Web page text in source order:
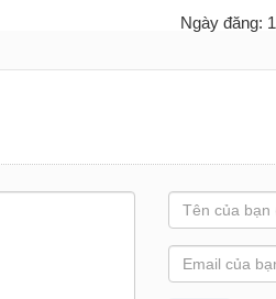
Ngày đăng: